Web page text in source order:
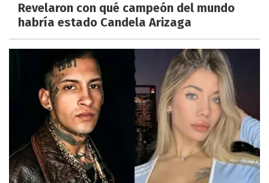
Revelaron con qué campeón del mundo
habría estado Candela Arizaga